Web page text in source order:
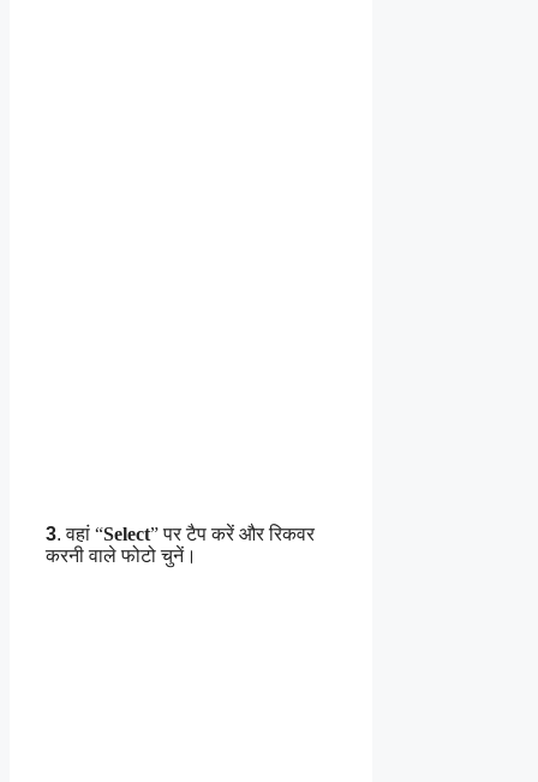
3.वहां “Select” पर टैप करें और रिकवर
करनी वाले फोटो चुनें।